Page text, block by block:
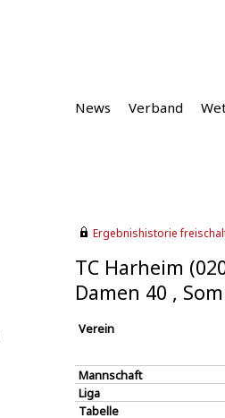
News Verband
Ergebnishistorie
TC Harheim
Damen 40 ,
Verein
Mannschaft
Liga
Tabelle